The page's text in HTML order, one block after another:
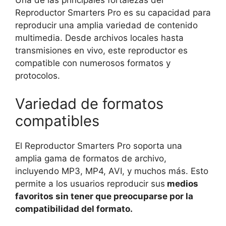
Reproductor Smarters Pro es su capacidad para
reproducir una amplia variedad de contenido
multimedia. Desde archivos locales hasta
transmisiones en vivo, este reproductor es
compatible con numerosos formatos y
protocolos.
Variedad de formatos
compatibles
El Reproductor Smarters Pro soporta una
amplia gama de formatos de archivo,
incluyendo MP3, MP4, AVI, y muchos más. Esto
permite a los usuarios reproducir sus medios
favoritos sin tener que preocuparse por la
compatibilidad del formato.